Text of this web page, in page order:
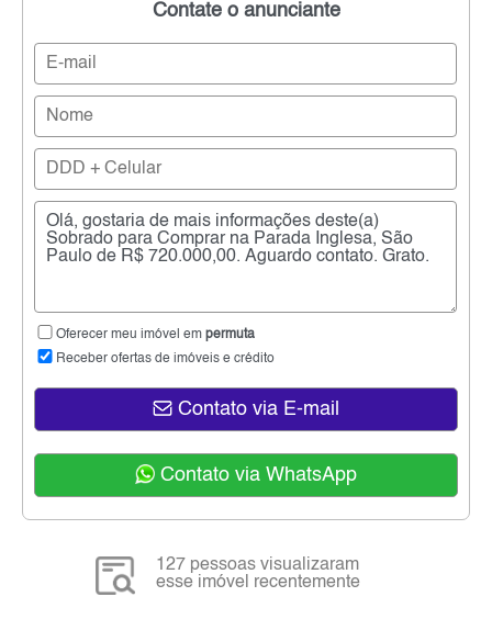
Contate o anunciante
Oferecer meu imóvel em permuta
Receber ofertas de imóveis e crédito
Contato via E-mail
Contato via WhatsApp
127 pessoas visualizaram
esse imóvel recentemente